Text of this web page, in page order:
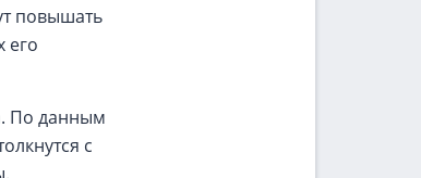
повышать
его
По данным
с